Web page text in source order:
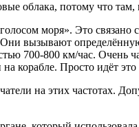
облака, потому что
моря». Это
вызывают
700-800 км/час. Очень
Просто идёт это
на этих частотах.